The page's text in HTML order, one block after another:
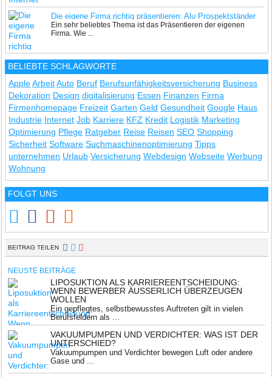
Die eigene Firma richtig präsentieren: Alu Prospektständer
Ein sehr beliebtes Thema ist das Präsentieren der eigenen
Firma. Wie ...
BELIEBTE SCHLAGWORTE
Apple Arbeit Auto Beruf Berufsunfähigkeitsversicherung Business
Dekoration Design digitalisierung Essen Finanzen Firma
Firmenhomepage Freizeit Garten Geld Gesundheit Google Haus
Industrie Internet Job Karriere KFZ Kredit Logistik Marketing
Optimierung Pflege Ratgeber Reise Reisen SEO Shopping
Sicherheit Software Suchmaschinenoptimierung Tipps
unternehmen Urlaub Versicherung Webdesign Webseite Werbung
Wohnung
FOLGT UNS
BEITRAG TEILEN
NEUSTE BEITRÄGE
LIPOSUKTION ALS KARRIEREENTSCHEIDUNG:
WENN BEWERBER ÄUSSERLICH ÜBERZEUGEN W
OLLEN
Ein gepflegtes, selbstbewusstes Auftreten gilt in vielen
Berufsfeldern als ...
VAKUUMPUMPEN UND VERDICHTER: WAS IST DER
UNTERSCHIED?
Vakuumpumpen und Verdichter bewegen Luft oder andere
Gase und ...